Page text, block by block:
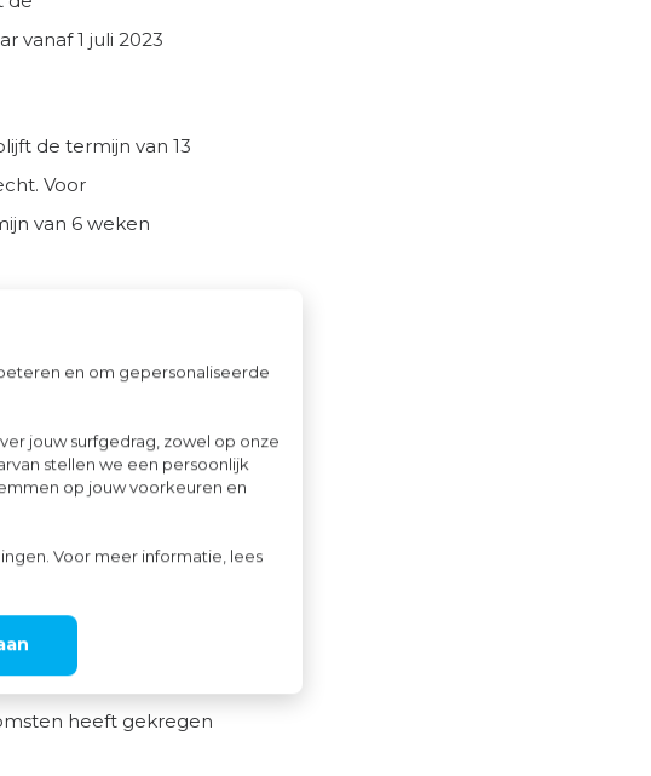
en om gepersonaliseerde
jouw surfgedrag, zowel op onze
stellen we een persoonlijk
op jouw voorkeuren en
Voor meer informatie, lees
vanaf 1 juli 2023
de termijn van 13
Voor
van 6 weken
gelden bij AOW-
als de
van
tijd
een vierde
de werknemer
heeft gekregen